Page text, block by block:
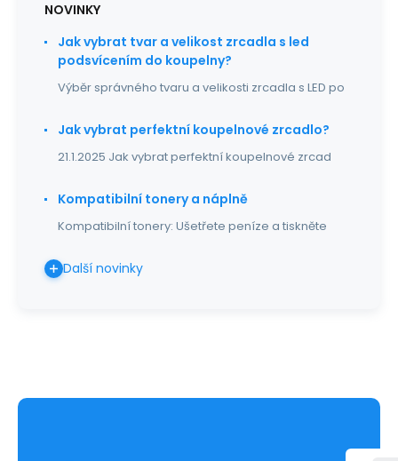
NOVINKY
Jak vybrat tvar a velikost zrcadla s led
podsvícením do koupelny?
Výběr správného tvaru a velikosti zrcadla s LED po
Jak vybrat perfektní koupelnové zrcadlo?
21.1.2025 Jak vybrat perfektní koupelnové zrcad
Kompatibilní tonery a náplně
Kompatibilní tonery: Ušetřete peníze a tiskněte
Další novinky